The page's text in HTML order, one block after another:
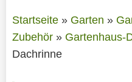
Startseite» Garten »
Zubehör» Gartenhaus-
Dachrinne